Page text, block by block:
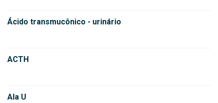
Ácido transmucônico - urinário
ACTH
Ala U